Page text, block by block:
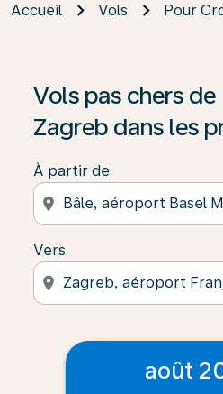
Accueil Vols Pour
Vols pas chers de
Zagreb dans les
À partir de
location_on
Vers
location_on
août